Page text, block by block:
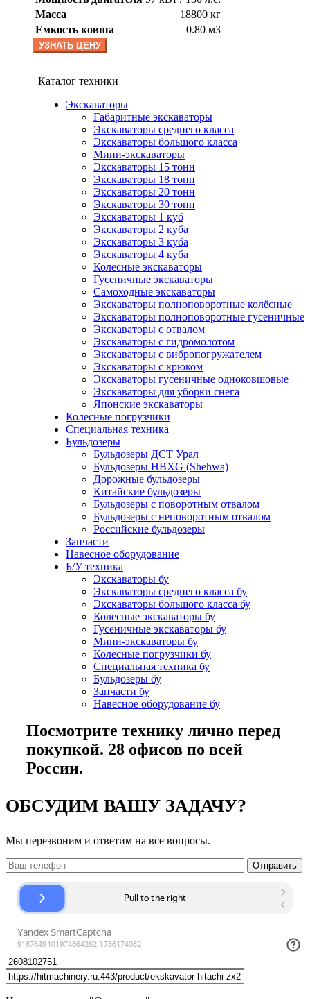
Масса
18800 кг
Емкость ковша
0.80 м3
УЗНАТЬ ЦЕНУ
Каталог техники
Экскаваторы
Габаритные экскаваторы
Экскаваторы среднего класса
Экскаваторы большого класса
Мини-экскаваторы
Экскаваторы 15 тонн
Экскаваторы 18 тонн
Экскаваторы 20 тонн
Экскаваторы 30 тонн
Экскаваторы 1 куб
Экскаваторы 2 куба
Экскаваторы 3 куба
Экскаваторы 4 куба
Колесные экскаваторы
Гусеничные экскаваторы
Самоходные экскаваторы
Экскаваторы полноповоротные колёсные
Экскаваторы полноповоротные гусеничные
Экскаваторы с отвалом
Экскаваторы с гидромолотом
Экскаваторы с вибропогружателем
Экскаваторы с крюком
Экскаваторы гусеничные одноковшовые
Экскаваторы для уборки снега
Японские экскаваторы
Колесные погрузчики
Специальная техника
Бульдозеры
Бульдозеры ДСТ Урал
Бульдозеры HBXG (Shehwa)
Дорожные бульдозеры
Китайские бульдозеры
Бульдозеры с поворотным отвалом
Бульдозеры с неповоротным отвалом
Российские бульдозеры
Запчасти
Навесное оборудование
Б/У техника
Экскаваторы бу
Экскаваторы среднего класса бу
Экскаваторы большого класса бу
Колесные экскаваторы бу
Гусеничные экскаваторы бу
Мини-экскаваторы бу
Колесные погрузчики бу
Специальная техника бу
Бульдозеры бу
Запчасти бу
Навесное оборудование бу
Посмотрите технику лично перед
покупкой. 28 офисов по всей
России.
ОБСУДИМ ВАШУ ЗАДАЧУ?
Мы перезвоним и ответим на все вопросы.